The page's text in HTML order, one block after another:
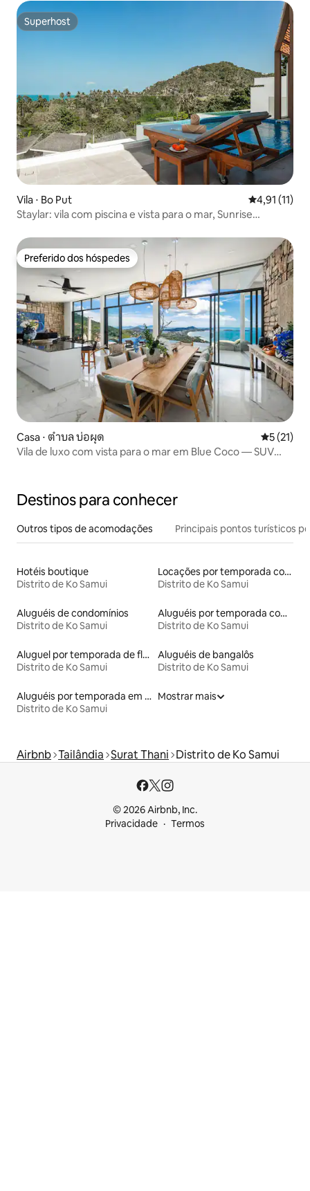
Superhost
Superhost
Vila ⋅ Bo Put 4,91 de uma
4,91 (11)
Staylar: vila com piscina e vista para o mar, Sunrise
Preferido dos hóspedes
Preferido dos hóspedes
Casa ⋅ ตำบล บ่อผุด 5 de uma
5 (21)
Vila de luxo com vista para o mar em Blue Coco — SUV
Destinos para conhecer
Outros tipos de acomodações Principais pontos turísticos
Hotéis boutique
Distrito de Ko Samui
Locações por temporada com piscina
Distrito de Ko Samui
Aluguéis de condomínios
Distrito de Ko Samui
Aluguéis por temporada com café da manhã
Distrito de Ko Samui
Aluguel por temporada de flats
Distrito de Ko Samui
Aluguéis de bangalôs
Distrito de Ko Samui
Aluguéis por temporada em albergue
Distrito de Ko Samui
Mostrar mais
Airbnb Tailândia Surat Thani Distrito de Ko Samui
© 2026 Airbnb, Inc.
Privacidade
Termos